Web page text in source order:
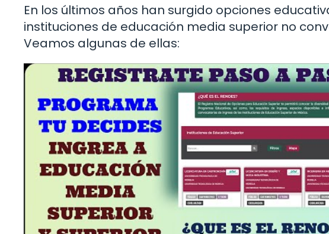
En los últimos años han surgido opciones
instituciones de educación media superior no
Veamos algunas de ellas: